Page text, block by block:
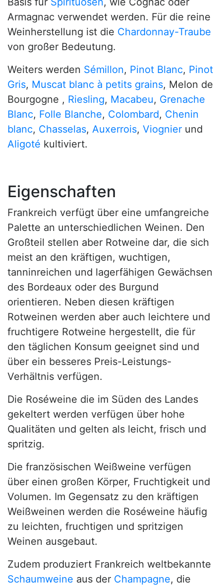
Armagnac verwendet werden. Für die reine
Weinherstellung ist die Chardonnay-Traube
von großer Bedeutung.
Weiters werden Sémillon, Pinot Blanc, Pinot
Gris, Muscat blanc à petits grains, Melon de
Bourgogne , Riesling, Macabeu, Grenache
Blanc, Folle Blanche, Colombard, Chenin
blanc, Chasselas, Auxerrois, Viognier und
Aligoté kultiviert.
Eigenschaften
Frankreich verfügt über eine umfangreiche
Palette an unterschiedlichen Weinen. Den
Großteil stellen aber Rotweine dar, die sich
meist an den kräftigen, wuchtigen,
tanninreichen und lagerfähigen Gewächsen
des Bordeaux oder des Burgund
orientieren. Neben diesen kräftigen
Rotweinen werden aber auch leichtere und
fruchtigere Rotweine hergestellt, die für
den täglichen Konsum geeignet sind und
über ein besseres Preis-Leistungs-
Verhältnis verfügen.
Die Roséweine die im Süden des Landes
gekeltert werden verfügen über hohe
Qualitäten und gelten als leicht, frisch und
spritzig.
Die französischen Weißweine verfügen
über einen großen Körper, Fruchtigkeit und
Volumen. Im Gegensatz zu den kräftigen
Weißweinen werden die Roséweine häufig
zu leichten, fruchtigen und spritzigen
Weinen ausgebaut.
Zudem produziert Frankreich weltbekannte
Schaumweine aus der Champagne, die